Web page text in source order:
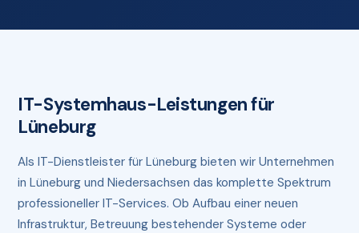
IT-Systemhaus-Leistungen für
Lüneburg
Als IT-Dienstleister für Lüneburg bieten wir Unternehmen
in Lüneburg und Niedersachsen das komplette Spektrum
professioneller IT-Services. Ob Aufbau einer neuen
Infrastruktur, Betreuung bestehender Systeme oder